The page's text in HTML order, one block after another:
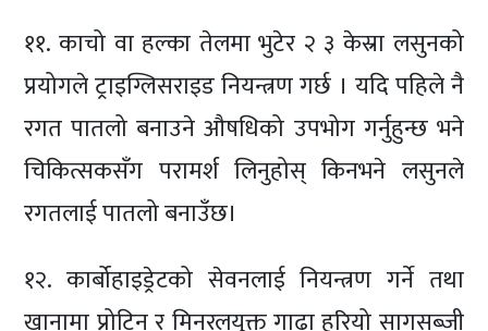
११. काचो वा हल्का तेलमा भुटेर २ ३ केस्रा लसुनको
प्रयोगले ट्राइग्लिसराइड नियन्त्रण गर्छ । यदि पहिले नै
रगत पातलो बनाउने औषधिको उपभोग गर्नुहुन्छ भने
चिकित्सकसँग परामर्श लिनुहोस् किनभने लसुनले
रगतलाई पातलो बनाउँछ।
१२. कार्बोहाइड्रेटको सेवनलाई नियन्त्रण गर्ने तथा